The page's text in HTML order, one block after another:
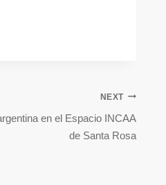
NEXT
en el Espacio INCAA
de Santa Rosa